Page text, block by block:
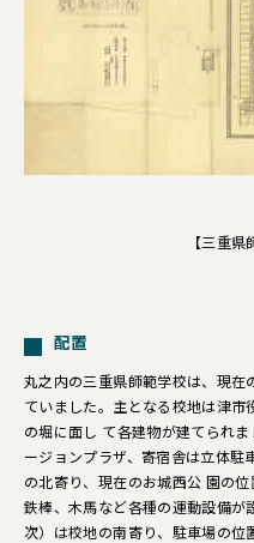
【三重県
配置
丸之内の三重県師範学校は、現
ていました。主となる校地は津
の堀に面し て各建物が建てられ
ージョンプラザ、寄宿舎は立体
の北寄り、現在のお城西公 園の
鉄棒、木馬など各種の運動設備が
次）は校地の南寄り、駐車場の位